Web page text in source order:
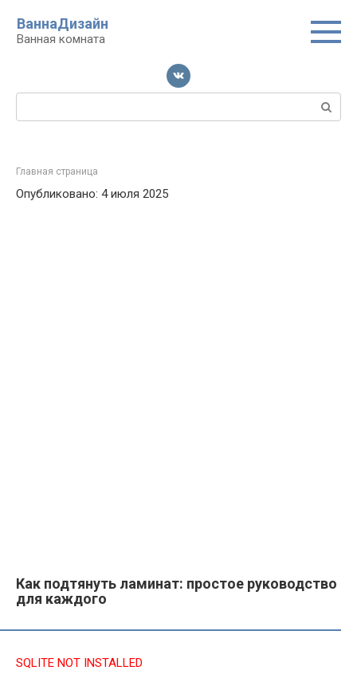
контенту
ВаннаДизайн
Ванная комната
Поиск:
Главная страница
Опубликовано: 4 июля 2025
Как подтянуть ламинат: простое руководство
для каждого
SQLITE NOT INSTALLED